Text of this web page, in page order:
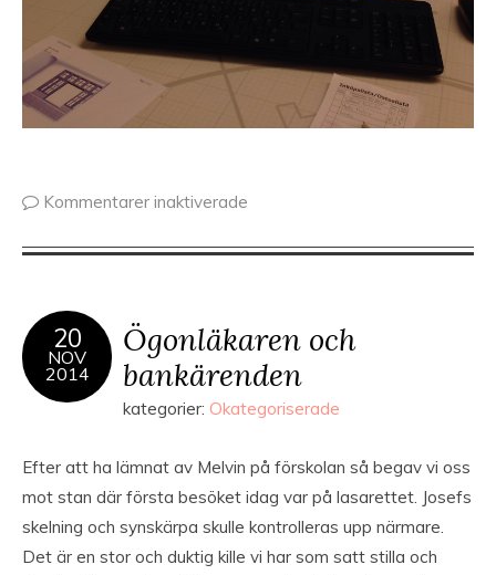
Kommentarer inaktiverade
20
NOV
2014
Ögonläkaren och
bankärenden
kategorier: Okategoriserade
Efter att ha lämnat av Melvin på förskolan så begav vi oss
mot stan där första besöket idag var på lasarettet. Josefs
skelning och synskärpa skulle kontrolleras upp närmare.
Det är en stor och duktig kille vi har som satt stilla och